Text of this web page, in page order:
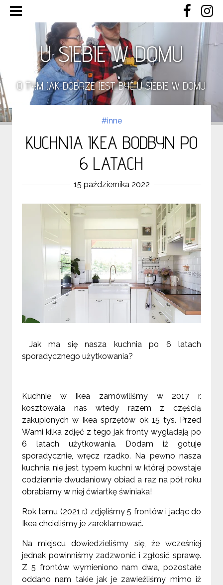
U SIEBIE W DOMU
O TYM JAK DOBRZE JEST BYĆ U SIEBIE W DOMU
#inne
KUCHNIA IKEA BODBYN PO
6 LATACH
15 października 2022
Jak ma się nasza kuchnia po 6 latach
sporadycznego użytkowania?
Kuchnię w Ikea zamówiliśmy w 2017 r.
kosztowała nas wtedy razem z częścią
zakupionych w Ikea sprzętów ok 15 tys. Przed
Wami kilka zdjęć z tego jak fronty wyglądają po
6 latach użytkowania. Dodam iż gotuje
sporadycznie, wręcz rzadko. Na pewno nasza
kuchnia nie jest typem kuchni w której powstaje
codziennie dwudaniowy obiad a raz na pół roku
obrabiamy w niej ćwiartkę świniaka!
Rok temu (2021 r.) zdjęliśmy 5 frontów i jadąc do
Ikea chcieliśmy je zareklamować.
Na miejscudowiedzieliśmy się, że wcześniej
jednak powinniśmy zadzwonić i zgłosić sprawę.
Z 5 frontów wymieniono nam dwa, pozostałe
oddano nam takie jak je zawieźliśmy mimo iż